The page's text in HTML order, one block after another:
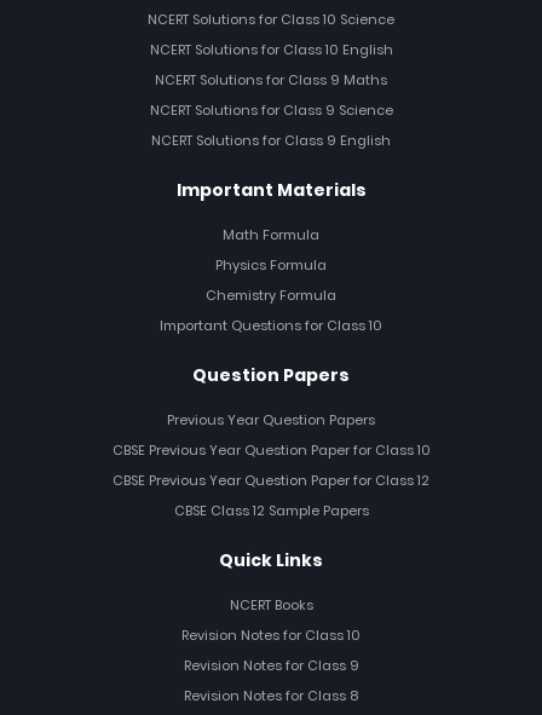
NCERT Solutions for Class 10 Science
NCERT Solutions for Class 10 English
NCERT Solutions for Class 9 Maths
NCERT Solutions for Class 9 Science
NCERT Solutions for Class 9 English
Important Materials
Math Formula
Physics Formula
Chemistry Formula
Important Questions for Class 10
Question Papers
Previous Year Question Papers
CBSE Previous Year Question Paper for Class 10
CBSE Previous Year Question Paper for Class 12
CBSE Class 12 Sample Papers
Quick Links
NCERT Books
Revision Notes for Class 10
Revision Notes for Class 9
Revision Notes for Class 8